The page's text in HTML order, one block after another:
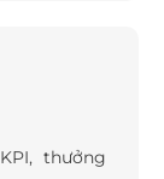
thưởng